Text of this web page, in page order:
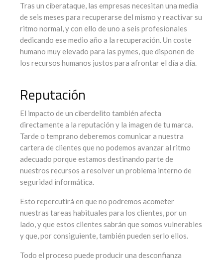
Tras un ciberataque, las empresas necesitan una media
de seis meses para recuperarse del mismo y reactivar su
ritmo normal, y con ello de uno a seis profesionales
dedicando ese medio año a la recuperación. Un coste
humano muy elevado para las pymes, que disponen de
los recursos humanos justos para afrontar el día a día.
Reputación
El impacto de un ciberdelito también afecta
directamente a la reputación y la imagen de tu marca.
Tarde o temprano deberemos comunicar a nuestra
cartera de clientes que no podemos avanzar al ritmo
adecuado porque estamos destinando parte de
nuestros recursos a resolver un problema interno de
seguridad informática.
Esto repercutirá en que no podremos acometer
nuestras tareas habituales para los clientes, por un
lado, y que estos clientes sabrán que somos vulnerables
y que, por consiguiente, también pueden serlo ellos.
Todo el proceso puede producir una desconfianza